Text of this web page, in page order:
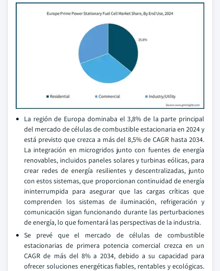
La región de Europa dominaba el 3,8% de la parte principal
del mercado de células de combustible estacionaria en 2024 y
está previsto que crezca a más del 8,5% de CAGR hasta 2034.
La integración en microgridos junto con fuentes de energía
renovables, incluidos paneles solares y turbinas eólicas, para
crear redes de energía resilientes y descentralizadas, junto
con estos sistemas, que proporcionan continuidad de energía
ininterrumpida para asegurar que las cargas críticas que
comprenden los sistemas de iluminación, refrigeración y
comunicación sigan funcionando durante las perturbaciones
de energía, lo que fomentará las perspectivas de la industria.
Se prevé que el mercado de células de combustible
estacionarias de primera potencia comercial crezca en un
CAGR de más del 8% a 2034, debido a su capacidad para
ofrecer soluciones energéticas fiables, rentables y ecológicas.